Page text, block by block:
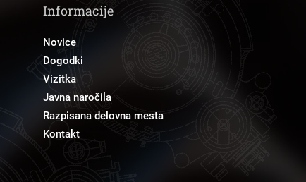
Informacije
Novice
Dogodki
Vizitka
Javna naročila
Razpisana delovna mesta
Kontakt